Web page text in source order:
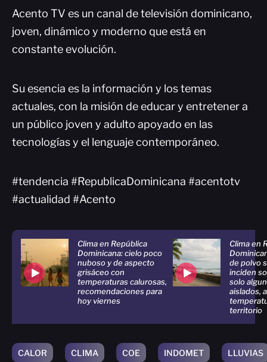
Acento TV es un canal de televisión dominicano,
joven, dinámico y moderno que está en
constante evolución.
Su esencia es la información y los temas
actuales, con la misión de educar y entretener a
un público joven y adulto apoyado en las
tecnologías y el lenguaje contemporáneo.
#tendencia #RepublicaDominicana #acentotv
#actualidad #Acento
Clima en República
Dominicana: cielo poco
nuboso y de aspecto
grisáceo con
temperaturas calurosas,
recomendaciones para
hoy viernes
Clima en
de polvo
inciden
solo
aislados,
territorio
CALOR CLIMA COE INDOMET LLUVIAS